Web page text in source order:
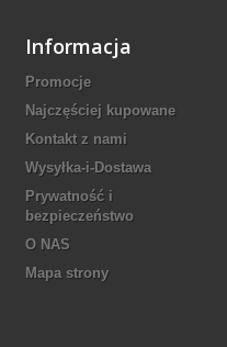
Informacja
Promocje
Najczęściej kupowane
Kontakt z nami
Wysyłka-i-Dostawa
Prywatność i
bezpieczeństwo
O NAS
Mapa strony